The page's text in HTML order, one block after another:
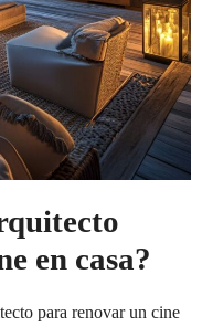
en casa?
para renovar un cine